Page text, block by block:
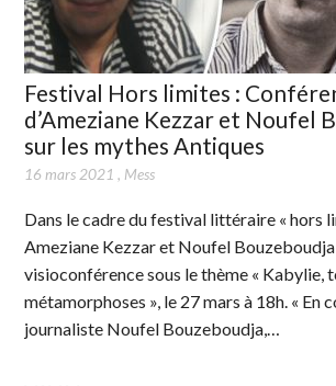
Festival Hors limites :
d’Ameziane Kezzar et Noufel
sur les mythes Antiques
16 mars 2021 , Mess
Dans le cadre du festival littéraire « hors
Ameziane Kezzar et Noufel
visioconférence sous le thème « Kabylie,
métamorphoses », le 27 mars à 18h. « En
journaliste Noufel Bouzeboudja,…